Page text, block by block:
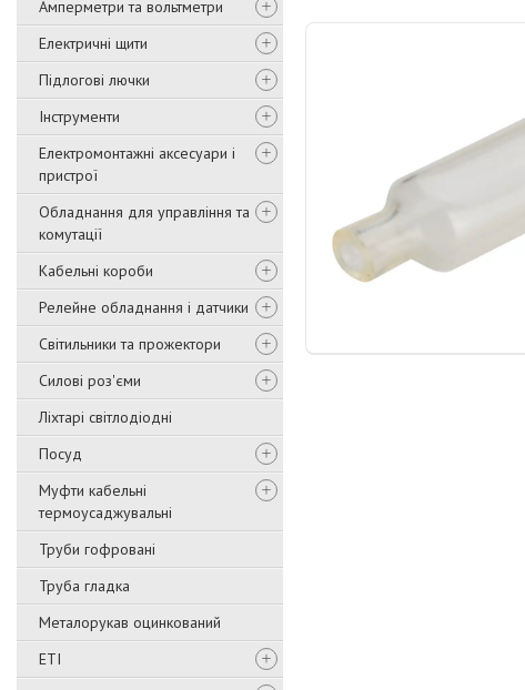
Амперметри та вольтметри
Електричні щити
Підлогові лючки
Інструменти
Електромонтажні аксесуари і
пристрої
Обладнання для управління та
комутації
Кабельні короби
Релейне обладнання і датчики
Світильники та прожектори
Силові роз'єми
Ліхтарі світлодіодні
Посуд
Муфти кабельні
термоусаджувальні
Труби гофровані
Труба гладка
Металорукав оцинкований
ETI